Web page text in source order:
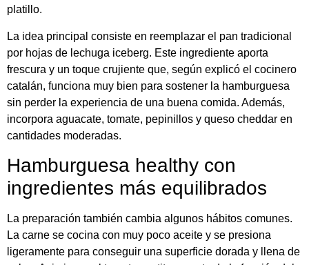
platillo.
La idea principal consiste en reemplazar el pan tradicional
por hojas de lechuga iceberg. Este ingrediente aporta
frescura y un toque crujiente que, según explicó el cocinero
catalán, funciona muy bien para sostener la hamburguesa
sin perder la experiencia de una buena comida. Además,
incorpora aguacate, tomate, pepinillos y queso cheddar en
cantidades moderadas.
Hamburguesa healthy con
ingredientes más equilibrados
La preparación también cambia algunos hábitos comunes.
La carne se cocina con muy poco aceite y se presiona
ligeramente para conseguir una superficie dorada y llena de